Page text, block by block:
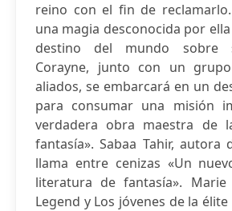
reino con el fin de
una magia desconocida por
destino del mundo sobre
Corayne, junto con un
aliados, se embarcará en un
para consumar una misión
verdadera obra maestra de
fantasía». Sabaa Tahir, autora
llama entre cenizas «Un
literatura de fantasía».
Legend y Los jóvenes de la